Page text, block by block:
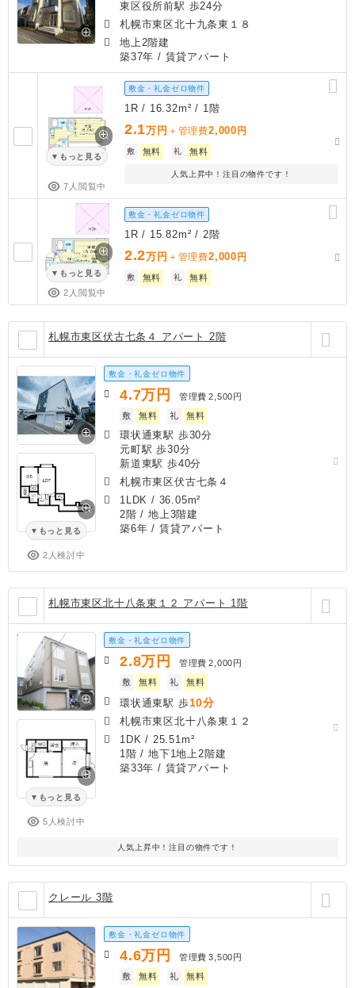
東区役所前駅 歩24分
札幌市東区北十九条東１８
地上2階建
築37年 / 賃貸アパート
もっと見る
7人閲覧中
敷金・礼金ゼロ物件
1R / 16.32m² / 1階
2.1万円 ＋管理費2,000 円
敷 無料 礼 無料
人気上昇中！注目の物件です！
もっと見る
2人閲覧中
敷金・礼金ゼロ物件
1R / 15.82m² / 2階
2.2万円 ＋管理費2,000 円
敷 無料 礼 無料
札幌市東区伏古七条４ アパート 2階
もっと見る
2人検討中
敷金・礼金ゼロ物件
4.7万円 管理費 2,500円
敷
無料 礼 無料
環状通東駅 歩30分
元町駅 歩30分
新道東駅 歩40分
札幌市東区伏古七条４
1LDK / 36.05m²
2階 / 地上3階建
築6年 / 賃貸アパート
札幌市東区北十八条東１２ アパート 1階
もっと見る
5人検討中
敷金・礼金ゼロ物件
2.8万円 管理費 2,000円
敷
無料 礼 無料
環状通東駅 歩10分
札幌市東区北十八条東１２
1DK / 25.51m²
1階 / 地下1地上2階建
築33年 / 賃貸アパート
人気上昇中！注目の物件です！
クレール 3階
敷金・礼金ゼロ物件
4.6万円 管理費 3,500円
敷
無料 礼 無料